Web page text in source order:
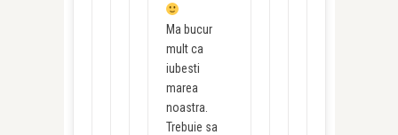
Ma bucur
mult ca
iubesti
marea
noastra.
Trebuie sa